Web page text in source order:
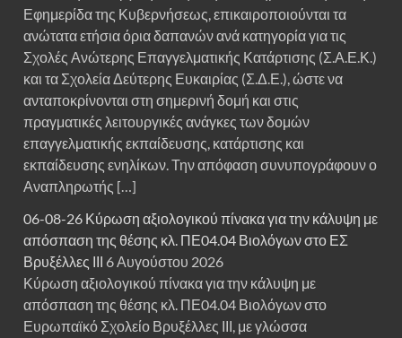
Εφημερίδα της Κυβερνήσεως, επικαιροποιούνται τα
ανώτατα ετήσια όρια δαπανών ανά κατηγορία για τις
Σχολές Ανώτερης Επαγγελματικής Κατάρτισης (Σ.Α.Ε.Κ.)
και τα Σχολεία Δεύτερης Ευκαιρίας (Σ.Δ.Ε.), ώστε να
ανταποκρίνονται στη σημερινή δομή και στις
πραγματικές λειτουργικές ανάγκες των δομών
επαγγελματικής εκπαίδευσης, κατάρτισης και
εκπαίδευσης ενηλίκων. Την απόφαση συνυπογράφουν ο
Αναπληρωτής […]
06-08-26 Κύρωση αξιολογικού πίνακα για την κάλυψη με
απόσπαση της θέσης κλ. ΠΕ04.04 Βιολόγων στο ΕΣ
Βρυξέλλες ΙΙΙ 6 Αυγούστου 2026
Κύρωση αξιολογικού πίνακα για την κάλυψη με
απόσπαση της θέσης κλ. ΠΕ04.04 Βιολόγων στο
Ευρωπαϊκό Σχολείο Βρυξέλλες ΙΙΙ, με γλώσσα